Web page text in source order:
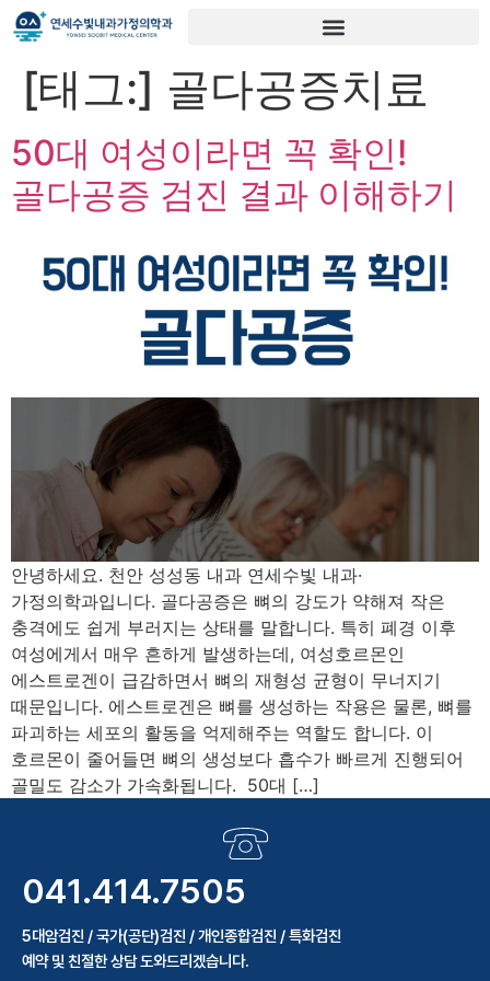
[태그:] 골다공증치료
50대 여성이라면 꼭 확인!
골다공증 검진 결과 이해하기
안녕하세요. 천안 성성동 내과 연세수빛 내과·
가정의학과입니다. 골다공증은 뼈의 강도가 약해져 작은
충격에도 쉽게 부러지는 상태를 말합니다. 특히 폐경 이후
여성에게서 매우 흔하게 발생하는데, 여성호르몬인
에스트로겐이 급감하면서 뼈의 재형성 균형이 무너지기
때문입니다. 에스트로겐은 뼈를 생성하는 작용은 물론, 뼈를
파괴하는 세포의 활동을 억제해주는 역할도 합니다. 이
호르몬이 줄어들면 뼈의 생성보다 흡수가 빠르게 진행되어
골밀도 감소가 가속화됩니다. 50대 […]
041.414.7505
5대암검진 / 국가(공단)검진 / 개인종합검진 / 특화검진
예약 및 친절한 상담 도와드리겠습니다.